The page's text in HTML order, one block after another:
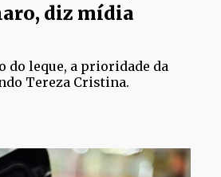
diz mídia
do leque, a prioridade da
Tereza Cristina.